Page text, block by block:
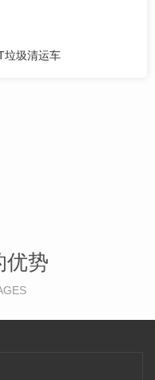
垃圾清运车
优势